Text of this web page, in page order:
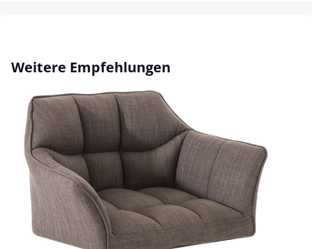
Produktgalerie überspringen
Weitere Empfehlungen